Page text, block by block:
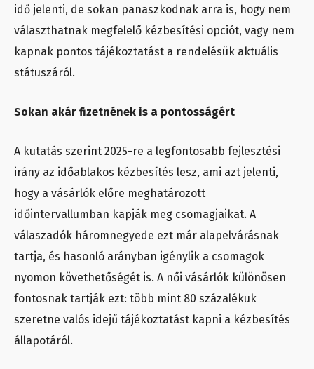
idő jelenti, de sokan panaszkodnak arra is, hogy nem
választhatnak megfelelő kézbesítési opciót, vagy nem
kapnak pontos tájékoztatást a rendelésük aktuális
státuszáról.
Sokan akár fizetnének is a pontosságért
A kutatás szerint 2025-re a legfontosabb fejlesztési
irány az időablakos kézbesítés lesz, ami azt jelenti,
hogy a vásárlók előre meghatározott
időintervallumban kapják meg csomagjaikat. A
válaszadók háromnegyede ezt már alapelvárásnak
tartja, és hasonló arányban igénylik a csomagok
nyomon követhetőségét is. A női vásárlók különösen
fontosnak tartják ezt: több mint 80 százalékuk
szeretne valós idejű tájékoztatást kapni a kézbesítés
állapotáról.